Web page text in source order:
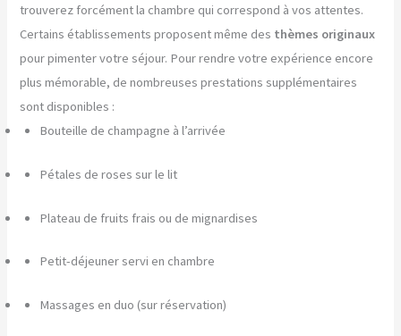
trouverez forcément la chambre qui correspond à vos attentes.
Certains établissements proposent même des thèmes originaux
pour pimenter votre séjour. Pour rendre votre expérience encore
plus mémorable, de nombreuses prestations supplémentaires
sont disponibles :
Bouteille de champagne à l’arrivée
Pétales de roses sur le lit
Plateau de fruits frais ou de mignardises
Petit-déjeuner servi en chambre
Massages en duo (sur réservation)